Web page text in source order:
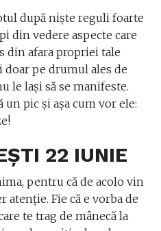
după nişte reguli foarte
din vedere aspecte care
din afara propriei tale
pe drumul ales de
le laşi să se manifeste.
un pic şi aşa cum vor ele:
22 IUNIE
pentru că de acolo vin
atenţie. Fie că e vorba de
te trag de mânecă la